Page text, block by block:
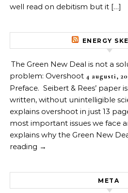
well read on debitism but it […]
ENERGY
The Green New Deal is not a
problem: Overshoot 4 augusti,
Preface. Seibert & Rees’ paper
written, without unintelligible
explains overshoot in just 13
most important issues we face
explains why the Green New
reading →
META